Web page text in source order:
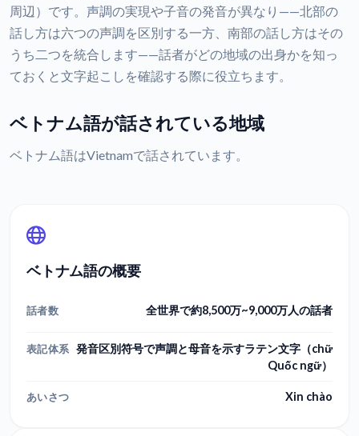
周辺）です。声調の実現や子音の発音が異なり——北部の
話し方は六つの声調を区別する一方、南部の話し方はその
うち二つを統合します——話者がどの地域の出身かを知っ
ておくと文字起こしを確認する際に役立ちます。
ベトナム語が話されている地域
ベトナム語はVietnamで話されています。
ベトナム語の概要
話者数 全世界で約8,500万~9,000万人の話者
表記体系 発音区別符号で声調と母音を示すラテン文字（chữ
Quốc ngữ）
あいさつ Xin chào